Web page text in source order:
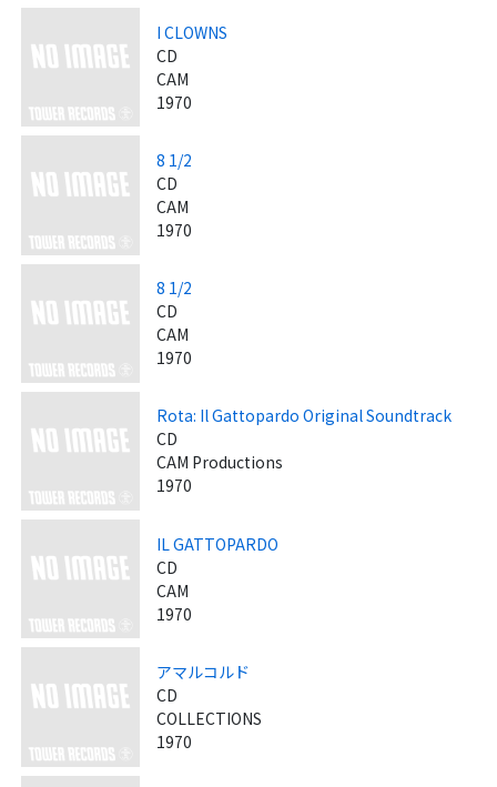
I CLOWNS
CD
CAM
1970
8 1/2
CD
CAM
1970
8 1/2
CD
CAM
1970
Rota: Il Gattopardo Original Soundtrack
CD
CAM Productions
1970
IL GATTOPARDO
CD
CAM
1970
アマルコルド
CD
COLLECTIONS
1970